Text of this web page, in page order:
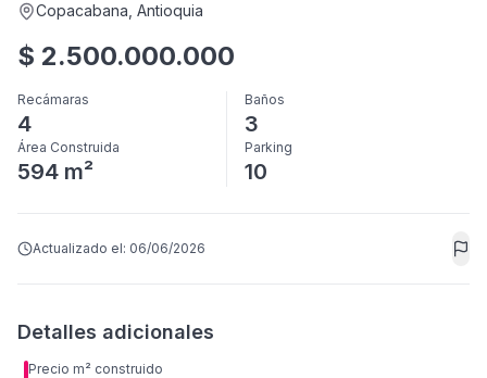
Copacabana , Antioquia
$ 2.500.000.000
Recámaras
4
Baños
3
Área Construida
594 m²
Parking
10
Actualizado el: 06/06/2026
Detalles adicionales
Precio m² construido